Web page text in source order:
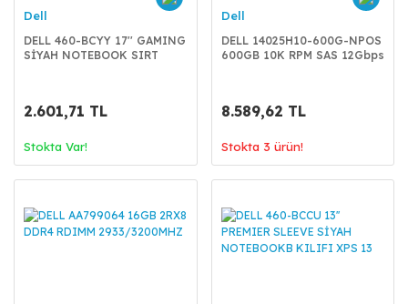
Dell
DELL 460-BCYY 17'' GAMING
SİYAH NOTEBOOK SIRT
2.601,71 TL
Stokta Var!
Dell
DELL 14025H10-600G-NPOS
600GB 10K RPM SAS 12Gbps
8.589,62 TL
Stokta 3 ürün!